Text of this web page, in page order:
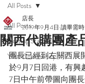
All Posts
Getting Started
Your Community
All Posts
關西代購團產
店長
2019年9月4日 讀畢需
團長已經到左關西展
於9月7日回港，有興
7日中午前帶圖向團